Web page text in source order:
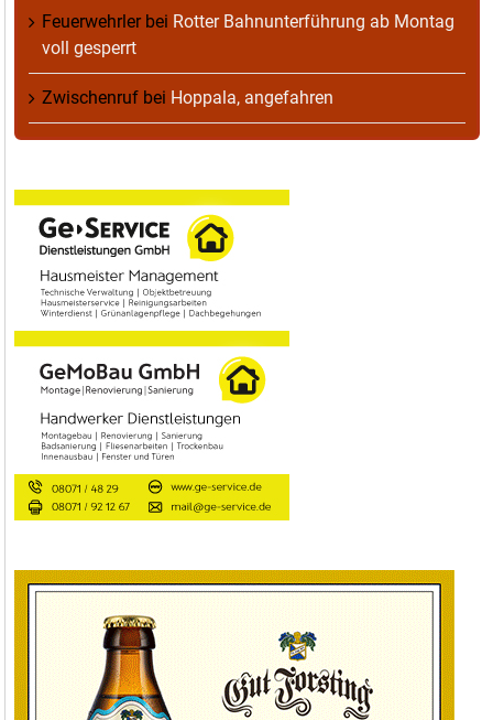
Feuerwehrlerbei Rotter Bahnunterführung ab Montag
voll gesperrt
Zwischenruf bei Hoppala, angefahren